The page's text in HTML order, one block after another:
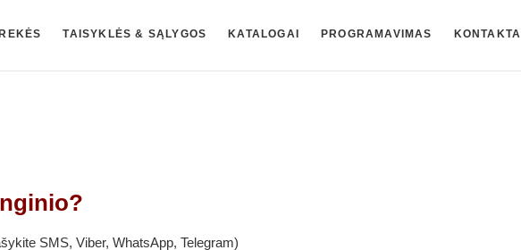
TAISYKLĖS & SĄLYGOS KATALOGAI PROGRAMAVIMAS KONTAKTAI
SMS, Viber, WhatsApp, Telegram)